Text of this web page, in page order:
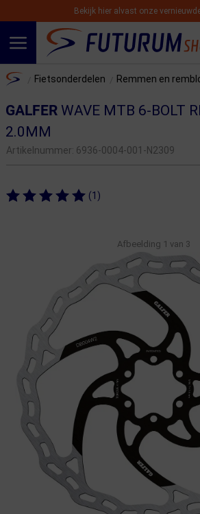
Bekijk hier alvast onze
Home Fietsonderdelen Remmen en
GALFERWAVE MTB 6-BOLT
2.0MM
Artikelnummer: 6936-0004-001-N2309
(1)
Afbeelding 1 van 3